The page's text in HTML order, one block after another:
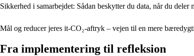
Sikkerhed i samarbejdet: Sådan beskytter du data, når du deler
Mål og reducer jeres it-CO₂-aftryk – vejen til en mere
Fra implementering til refleksion